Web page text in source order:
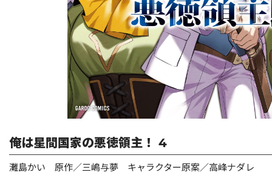
リキューレ コミックパルフェ
コミックエッセイ
閉じる
俺は星間国家の悪徳領主！ 4
灘島かい 原作／三嶋与夢 キャラクター原案／高峰ナダレ